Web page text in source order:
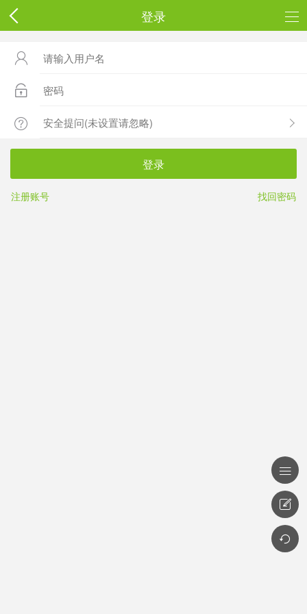
登录



登录
注册账号 找回密码


